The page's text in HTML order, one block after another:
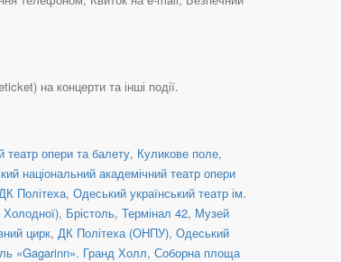
на концерти та інші події.
опери та балету, Куликове поле,
національний академічний театр опери
ДК Політеха, Одеський український театр ім.
Холодної), Брістоль, Термінал 42, Музей
цирк, ДК Політеха (ОНПУ), Одеський
«Gagarinn». Гранд Холл, Соборна площа